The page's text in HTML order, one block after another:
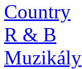
Country
R & B
Muzikály